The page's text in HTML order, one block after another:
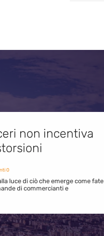
non incentiva
0
luce di ciò che emerge come fate
di commercianti e